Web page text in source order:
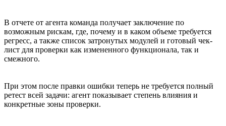
В отчете от агента команда получает заключение по
возможным рискам, где, почему и в каком объеме требуется
регресс, а также список затронутых модулей и готовый чек-
лист для проверки как измененного функционала, так и
смежного.
При этом после правки ошибки теперь не требуется полный
ретест всей задачи: агент показывает степень влияния и
конкретные зоны проверки.